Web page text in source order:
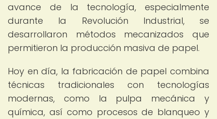
avance de la tecnología, especialmente
durante la Revolución Industrial, se
desarrollaron métodos mecanizados que
permitieron la producción masiva de papel.
Hoy en día, la fabricación de papel combina
técnicas tradicionales con tecnologías
modernas, como la pulpa mecánica y
química, así como procesos de blanqueo y